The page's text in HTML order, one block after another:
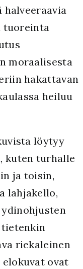
tuoreinta
moraalisesta
hakattavan
heiluu
löytyy
kuten turhalle
ja toisin,
lahjakello,
riekaleinen
ovat